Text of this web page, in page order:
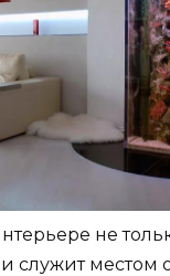
не
служит местом